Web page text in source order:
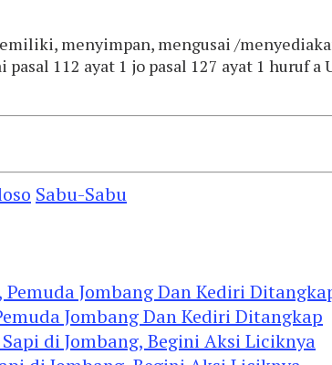
menyimpan, mengusai /
112 ayat 1 jo pasal 127 ayat 1 huruf a
Sabu-Sabu
Jombang Dan Kediri Ditangkap